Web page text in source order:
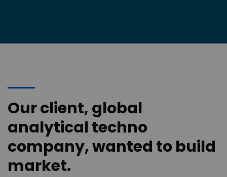
Our client, global
analytical techno
company, wanted to build
market.